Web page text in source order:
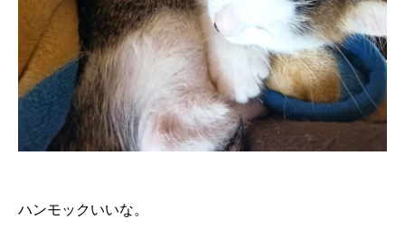
ハンモックいいな。